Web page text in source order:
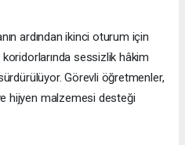
ardından ikinci oturum için
sessizlik hâkim
Görevli öğretmenler,
hijyen malzemesi desteği